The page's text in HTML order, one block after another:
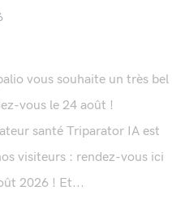
vous souhaite un très bel
vous le 24 août !
santé Triparator IA est
visiteurs : rendez-vous ici
2026 ! Et...